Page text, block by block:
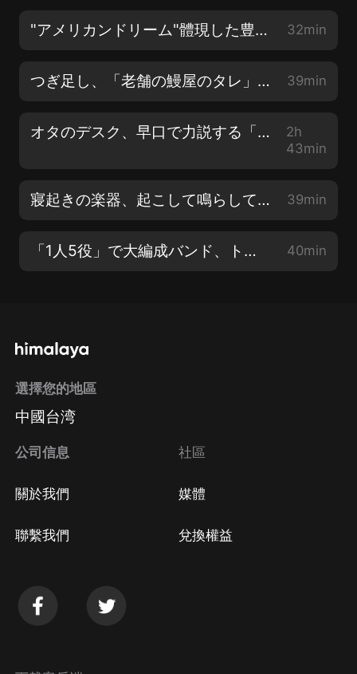
朝日東大調査
iref=omny メール podcast@asahi.com See
"アメリカンドリーム"體現した豊臣秀吉 格好いいのに…謎が多い出自 #761 32min
つぎ足し、「老舗の鰻屋のタレ」のように 朝日東大調査で見えてくるもの #760 39min
オタのデスク、早口で力説する「推し」 それってある種の信仰心？ #759
2h
43min
寢起きの楽器、起こして鳴らして慣らして… 吹奏楽の舞臺裏② #758 39min
「1人5役」で大編成バンド、トランペットがいなくても 吹奏楽の舞臺裏① #757 40min
選擇您的地區
中國台湾
公司信息
關於我們
聯繫我們
社區
媒體
兌換權益